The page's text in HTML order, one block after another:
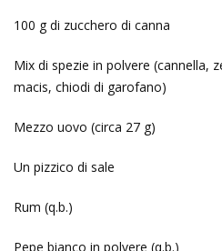
100 g di zucchero di canna
Mix di spezie in polvere (cannella,
macis, chiodi di garofano)
Mezzo uovo (circa 27 g)
Un pizzico di sale
Rum (q.b.)
Pepe bianco in polvere (q.b.)